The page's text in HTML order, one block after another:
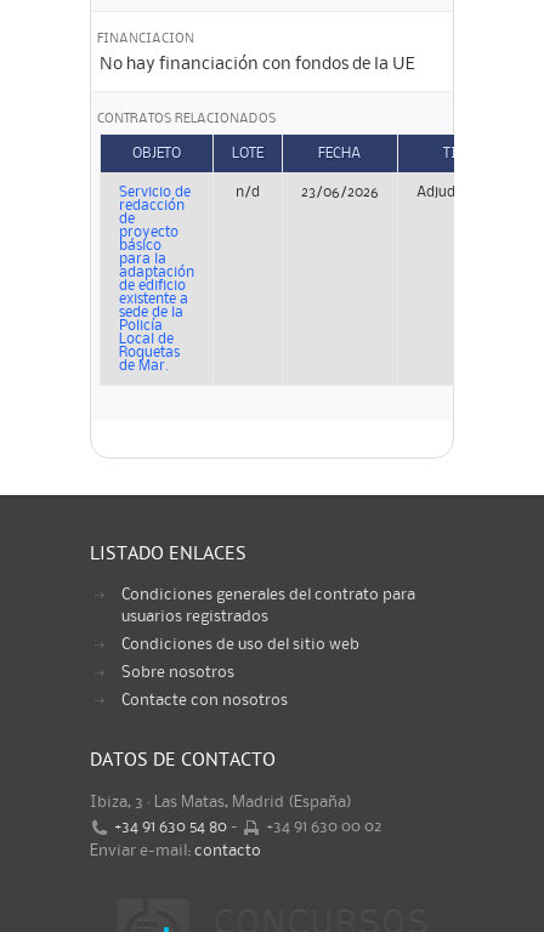
FINANCIACION
No hay financiación con fondos de la UE
CONTRATOS RELACIONADOS
OBJETO LOTE FECHA
Servicio de
redacción
de
proyecto
básico
para la
adaptación
de edificio
existente a
sede de la
Policía
Local de
Roquetas
de Mar.
n/d 23/06/2026 Adjudicación
LISTADO ENLACES
Condiciones generales del contrato para
usuarios registrados
Condiciones de uso del sitio web
Sobre nosotros
Contacte con nosotros
DATOS DE CONTACTO
Ibiza, 3 · Las Matas, Madrid (España)
+34 91 630 54 80 -
+34 91 630 00 02
Enviar e-mail: contacto